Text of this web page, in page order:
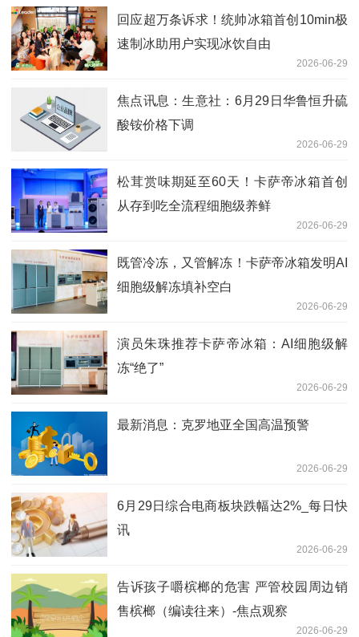
回应超万条诉求！统帅冰箱首创10min极
速制冰助用户实现冰饮自由
2026-06-29
焦点讯息：生意社：6月29日华鲁恒升硫
酸铵价格下调
2026-06-29
松茸赏味期延至60天！卡萨帝冰箱首创
从存到吃全流程细胞级养鲜
2026-06-29
既管冷冻，又管解冻！卡萨帝冰箱发明AI
细胞级解冻填补空白
2026-06-29
演员朱珠推荐卡萨帝冰箱：AI细胞级解
冻“绝了”
2026-06-29
最新消息：克罗地亚全国高温预警
2026-06-29
6月29日综合电商板块跌幅达2%_每日快
讯
2026-06-29
告诉孩子嚼槟榔的危害 严管校园周边销
售槟榔（编读往来）-焦点观察
2026-06-29